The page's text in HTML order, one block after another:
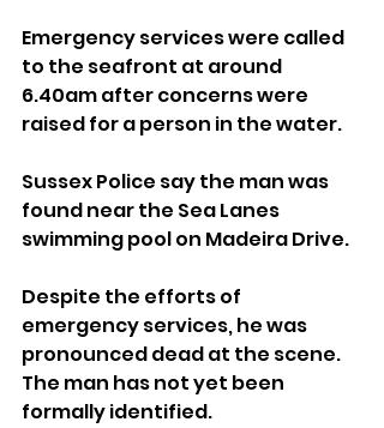
Emergency services were called
to the seafront at around
6.40am after concerns were
raised for a person in the water.
Sussex Police say the man was
found near the Sea Lanes
swimming pool on Madeira Drive.
Despite the efforts of
emergency services, he was
pronounced dead at the scene.
The man has not yet been
formally identified.